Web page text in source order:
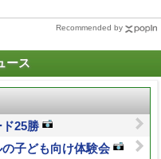
Recommended by
ース
25勝
子ども向け体験会